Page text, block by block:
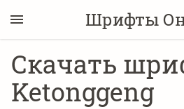
Шрифты
Скачать
Ketonggeng